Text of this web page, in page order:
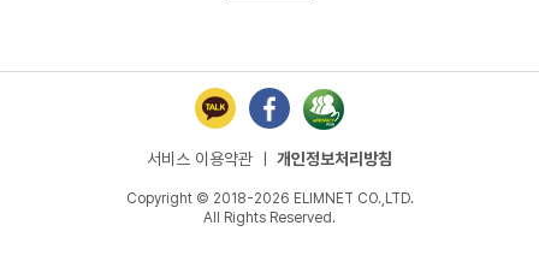
서비스 이용약관 개인정보처리방침
Copyright © 2018-2026 ELIMNET CO.,LTD.
All Rights Reserved.